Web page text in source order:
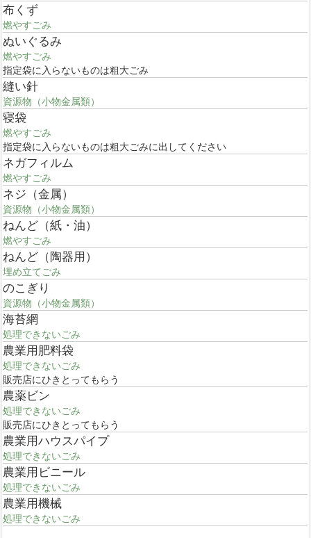
布くず
燃やすごみ
ぬいぐるみ
燃やすごみ
指定袋に入らないものは粗大ごみ
縫い針
資源物（小物金属類）
寝袋
燃やすごみ
指定袋に入らないものは粗大ごみに出してください
ネガフィルム
燃やすごみ
ネジ（金属）
資源物（小物金属類）
ねんど（紙・油）
燃やすごみ
ねんど（陶器用）
埋め立てごみ
のこぎり
資源物（小物金属類）
海苔網
処理できないごみ
農業用肥料袋
処理できないごみ
販売店にひきとってもらう
農薬ビン
処理できないごみ
販売店にひきとってもらう
農業用ハウスパイプ
処理できないごみ
農業用ビニール
処理できないごみ
農業用機械
処理できないごみ